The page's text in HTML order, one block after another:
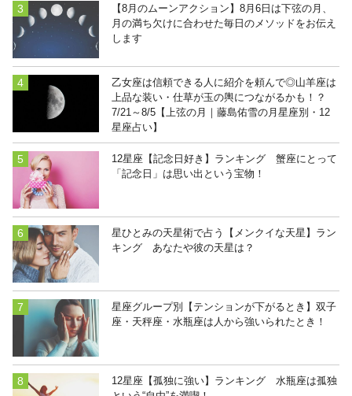
【8月のムーンアクション】8月6日は下弦の月、
月の満ち欠けに合わせた毎日のメソッドをお伝え
します
乙女座は信頼できる人に紹介を頼んで◎山羊座は
上品な装い・仕草が玉の輿につながるかも！？
7/21～8/5【上弦の月｜藤島佑雪の月星座別・12
星座占い】
12星座【記念日好き】ランキング 蟹座にとって
「記念日」は思い出という宝物！
星ひとみの天星術で占う【メンクイな天星】ラン
キング あなたや彼の天星は？
星座グループ別【テンションが下がるとき】双子
座・天秤座・水瓶座は人から強いられたとき！
12星座【孤独に強い】ランキング 水瓶座は孤独